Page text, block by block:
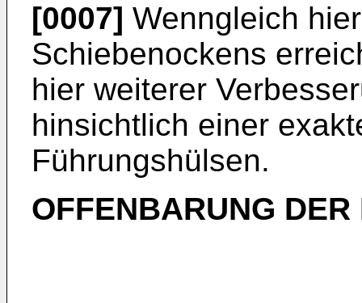
[0007] Wenngleich
Schiebenockens
hier weiterer
hinsichtlich einer
Führungshülsen.
OFFENBARUNG DER